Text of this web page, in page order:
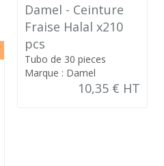
Damel - Ceinture
Fraise Halal x210
pcs
Tubo de 30 pieces
Marque : Damel
10,35 € HT